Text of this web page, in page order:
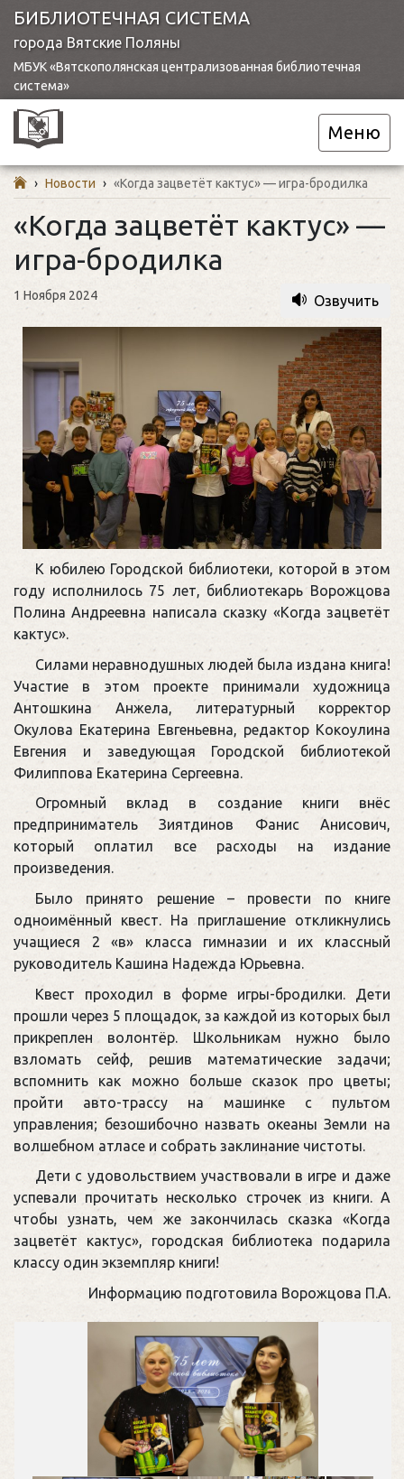
БИБЛИОТЕЧНАЯ СИСТЕМА
города Вятские Поляны
МБУК «Вятскополянская централизованная библиотечная
система»
Меню
› Новости › «Когда зацветёт кактус» — игра-бродилка
«Когда зацветёт кактус» —
игра-бродилка
1 Ноября 2024 Озвучить
К юбилею Городской библиотеки, которой в этом
году исполнилось 75 лет, библиотекарь Ворожцова
Полина Андреевна написала сказку «Когда зацветёт
кактус».
Силами неравнодушных людей была издана книга!
Участие в этом проекте принимали художница
Антошкина Анжела, литературный корректор
Окулова Екатерина Евгеньевна, редактор Кокоулина
Евгения и заведующая Городской библиотекой
Филиппова Екатерина Сергеевна.
Огромный вклад в создание книги внёс
предприниматель Зиятдинов Фанис Анисович,
который оплатил все расходы на издание
произведения.
Было принято решение – провести по книге
одноимённый квест. На приглашение откликнулись
учащиеся 2 «в» класса гимназии и их классный
руководитель Кашина Надежда Юрьевна.
Квест проходил в форме игры-бродилки. Дети
прошли через 5 площадок, за каждой из которых был
прикреплен волонтёр. Школьникам нужно было
взломать сейф, решив математические задачи;
вспомнить как можно больше сказок про цветы;
пройти авто-трассу на машинке с пультом
управления; безошибочно назвать океаны Земли на
волшебном атласе и собрать заклинание чистоты.
Дети с удовольствием участвовали в игре и даже
успевали прочитать несколько строчек из книги. А
чтобы узнать, чем же закончилась сказка «Когда
зацветёт кактус», городская библиотека подарила
классу один экземпляр книги!
Информацию подготовила Ворожцова П.А.